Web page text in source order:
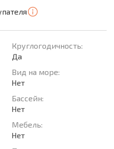
Круглогодичность:
Да
Вид на море:
Нет
Басcейн:
Нет
Мебель:
Нет